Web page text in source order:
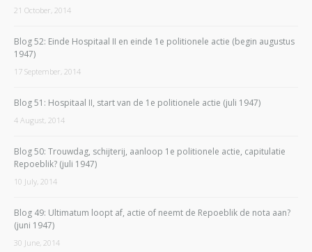
21 October, 2014
Blog 52: Einde Hospitaal II en einde 1e politionele actie (begin augustus
1947)
17 September, 2014
Blog 51: Hospitaal II, start van de 1e politionele actie (juli 1947)
4 August, 2014
Blog 50: Trouwdag, schijterij, aanloop 1e politionele actie, capitulatie
Repoeblik? (juli 1947)
10 July, 2014
Blog 49: Ultimatum loopt af, actie of neemt de Repoeblik de nota aan?
(juni 1947)
30 June, 2014